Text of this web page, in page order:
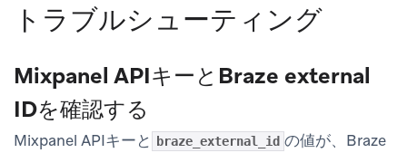
トラブルシューティング
Mixpanel APIキーとBraze external
IDを確認する
Mixpanel APIキーと braze_external_id の値が、Braze